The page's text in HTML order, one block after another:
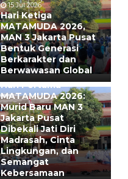
15 Jul 2026
Hari Ketiga
MATAMUDA 2026,
MAN 3 Jakarta Pusat
Bentuk Generasi
Berkarakter dan
Berwawasan Global
13 Jul 2026
Hari Pertama
MATAMUDA 2026:
Murid Baru MAN 3
Jakarta Pusat
Dibekali Jati Diri
Madrasah, Cinta
Lingkungan, dan
Semangat
Kebersamaan